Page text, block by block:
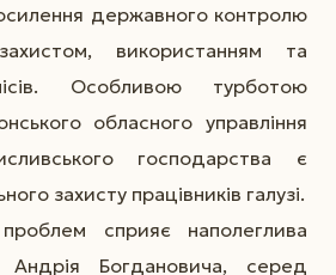
державного контролю
використанням та
Особливою турботою
обласного управління
господарства є
захисту працівників галузі.
сприяє наполеглива
Богдановича, серед